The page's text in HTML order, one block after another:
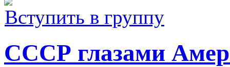
Вступить в группу
СССР глазами